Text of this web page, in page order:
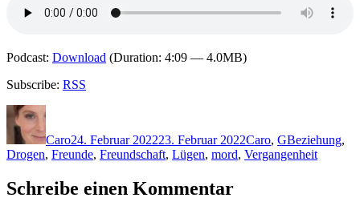
Podcast: Download (Duration: 4:09 — 4.0MB)
Subscribe: RSS
Autor
Caro24. Februar 202223. Februar 2022Caro, GBeziehung,
Drogen, Freunde, Freundschaft, Lügen, mord, Vergangenheit
Schreibe einen Kommentar